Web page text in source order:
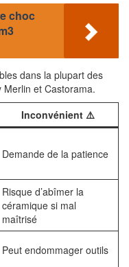
choc
dans la plupart des
et Castorama.
Inconvénient ⚠️
Demande de la patience
Risque d’abîmer la
céramique si mal
maîtrisé
Peut endommager outils